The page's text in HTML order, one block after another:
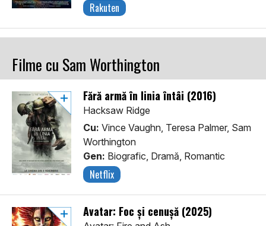
Rakuten
Filme cu Sam Worthington
Fără armă în linia întâi (2016)
Hacksaw Ridge
Cu: Vince Vaughn, Teresa Palmer, Sam
Worthington
Gen: Biografic, Dramă, Romantic
Netflix
Avatar: Foc și cenușă (2025)